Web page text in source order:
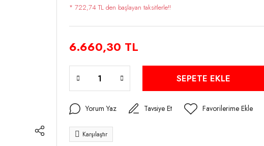
* 722,74 TL den başlayan taksitlerle!!
6.660,30 TL
SEPETE EKLE
Yorum Yaz Tavsiye Et
Karşılaştır